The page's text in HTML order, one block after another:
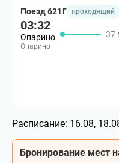
Поезд 621Г проходящий
03:32
Опарино
Опарино
37
Расписание: 16.08,
Бронирование мест